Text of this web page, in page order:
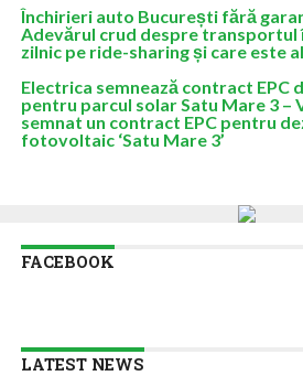
Închirieri auto București fără
Adevărul crud despre transportul
zilnic pe ride-sharing și care este
Electrica semnează contract EPC
pentru parcul solar Satu Mare 3 –
semnat un contract EPC pentru
fotovoltaic ‘Satu Mare 3’
FACEBOOK
LATEST NEWS